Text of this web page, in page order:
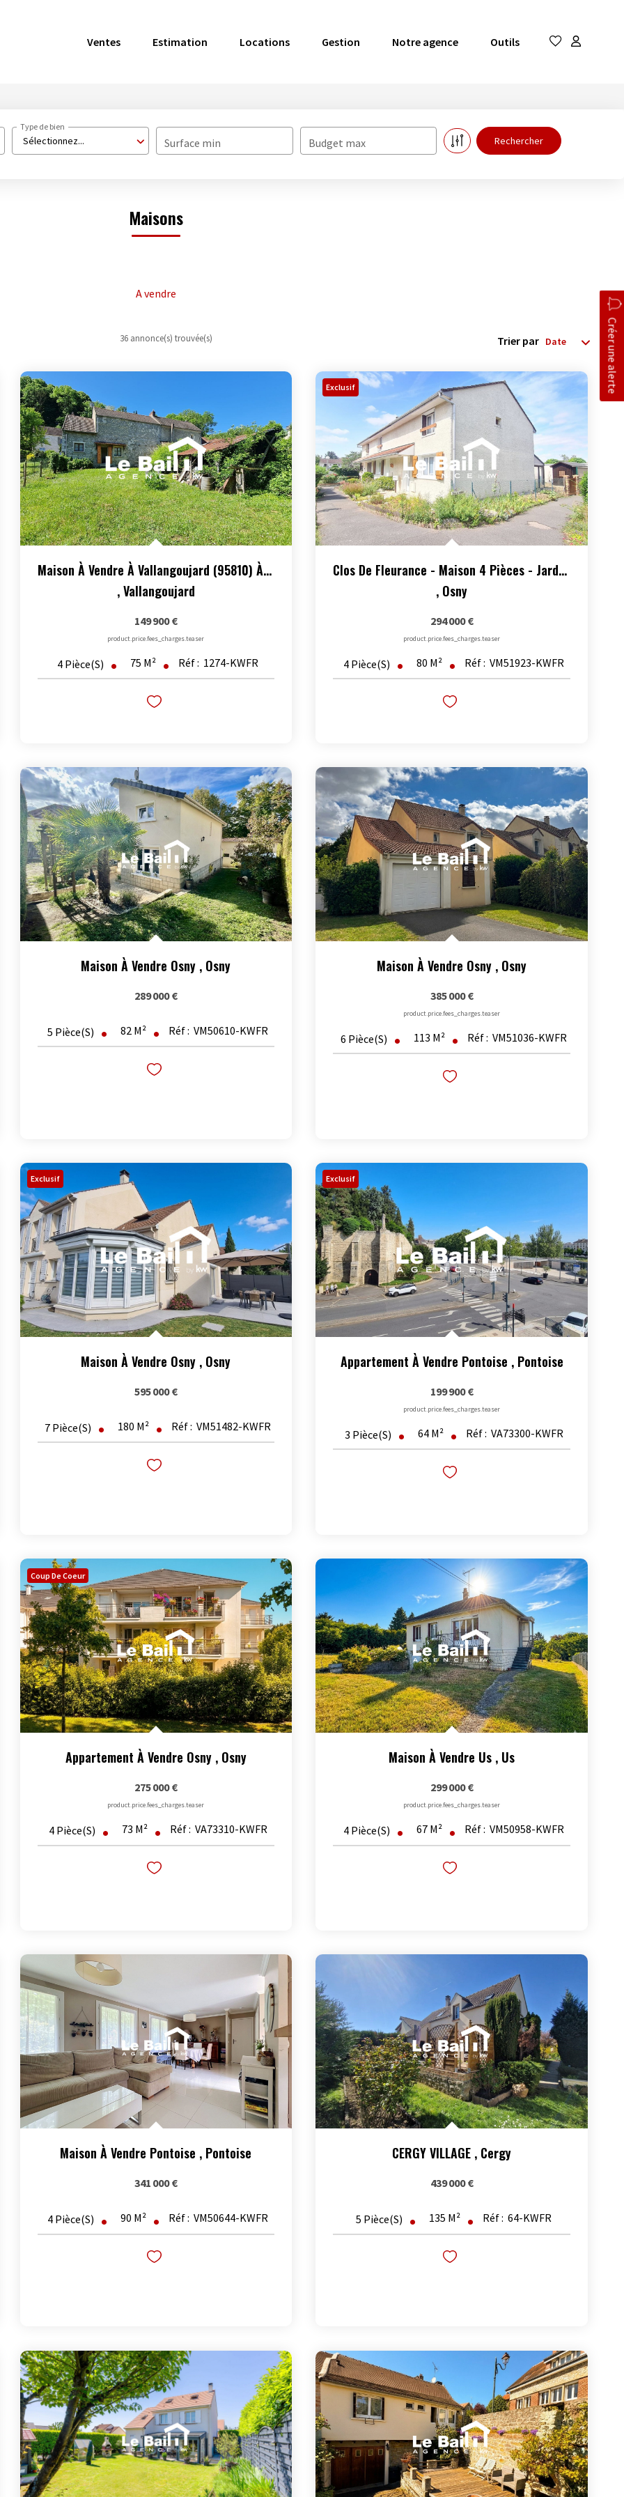
Ventes Estimation Locations Gestion Notre agence Outils
Sélectionnez...
Type de bien
Surface min Budget max
Maisons
A vendre
Créer une alerte
36 annonce(s) trouvée(s) Trier par
Maison À Vendre À Vallangoujard (95810) À 10 Minutes...
,Vallangoujard
149 900 €
product.price.fees_charges.teaser
4 Pièce(s) 75 M² Réf : 1274-KWFR
Exclusif
Clos De Fleurance - Maison 4 Pièces - Jardin Et Box
, Osny
294 000 €
product.price.fees_charges.teaser
4 Pièce(s) 80 M² Réf : VM51923-KWFR
Maison À Vendre Osny , Osny
289 000 €
5 Pièce(s) 82 M² Réf : VM50610-KWFR
Maison À Vendre Osny , Osny
385 000 €
product.price.fees_charges.teaser
6 Pièce(s) 113 M² Réf : VM51036-KWFR
Exclusif
Maison À Vendre Osny , Osny
595 000 €
7 Pièce(s) 180 M² Réf : VM51482-KWFR
Exclusif
Appartement À Vendre Pontoise , Pontoise
199 900 €
product.price.fees_charges.teaser
3 Pièce(s) 64 M² Réf : VA73300-KWFR
Coup De Coeur
Appartement À Vendre Osny , Osny
275 000 €
product.price.fees_charges.teaser
4 Pièce(s) 73 M² Réf : VA73310-KWFR
Maison À Vendre Us , Us
299 000 €
product.price.fees_charges.teaser
4 Pièce(s) 67 M² Réf : VM50958-KWFR
Maison À Vendre Pontoise , Pontoise
341 000 €
4 Pièce(s) 90 M² Réf : VM50644-KWFR
CERGY VILLAGE , Cergy
439 000 €
5 Pièce(s) 135 M² Réf : 64-KWFR